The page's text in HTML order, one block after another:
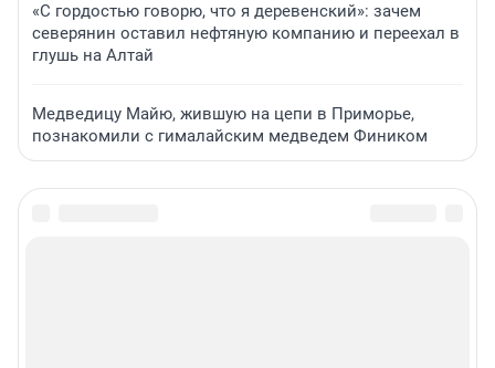
«С гордостью говорю, что я деревенский»: зачем
северянин оставил нефтяную компанию и переехал в
глушь на Алтай
Медведицу Майю, жившую на цепи в Приморье,
познакомили с гималайским медведем Фиником